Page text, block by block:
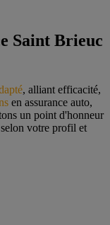
Saint Brieuc
, alliant efficacité,
en assurance auto,
un point d'honneur
votre profil et